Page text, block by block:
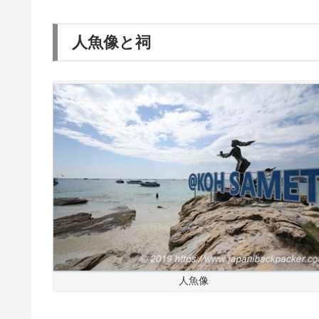
人魚像と祠
人魚像